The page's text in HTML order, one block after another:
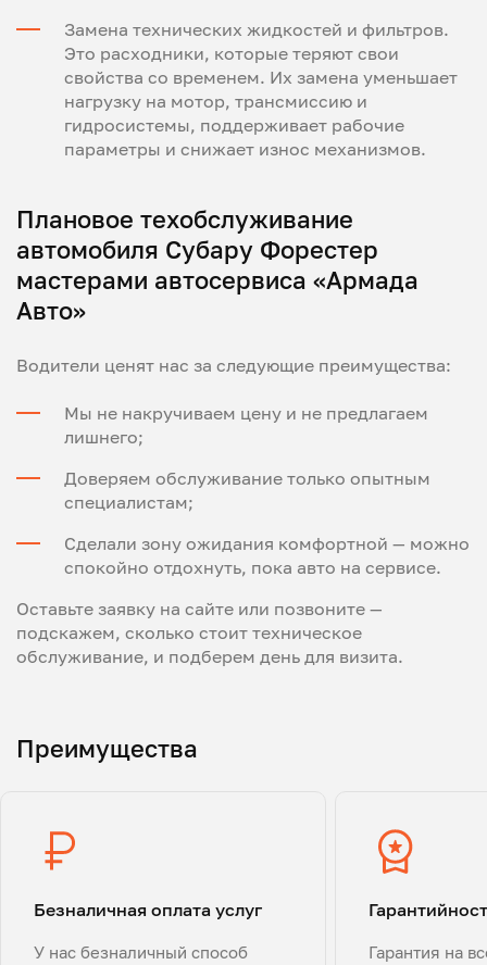
Замена технических жидкостей и фильтров.
Это расходники, которые теряют свои
свойства со временем. Их замена уменьшает
нагрузку на мотор, трансмиссию и
гидросистемы, поддерживает рабочие
параметры и снижает износ механизмов.
Плановое техобслуживание
автомобиля Субару Форестер
мастерами автосервиса «Армада
Авто»
Водители ценят нас за следующие преимущества:
Мы не накручиваем цену и не предлагаем
лишнего;
Доверяем обслуживание только опытным
специалистам;
Сделали зону ожидания комфортной — можно
спокойно отдохнуть, пока авто на сервисе.
Оставьте заявку на сайте или позвоните —
подскажем, сколько стоит техническое
обслуживание, и подберем день для визита.
Преимущества
Безналичная оплата услуг
У нас безналичный способ
Гарантия на